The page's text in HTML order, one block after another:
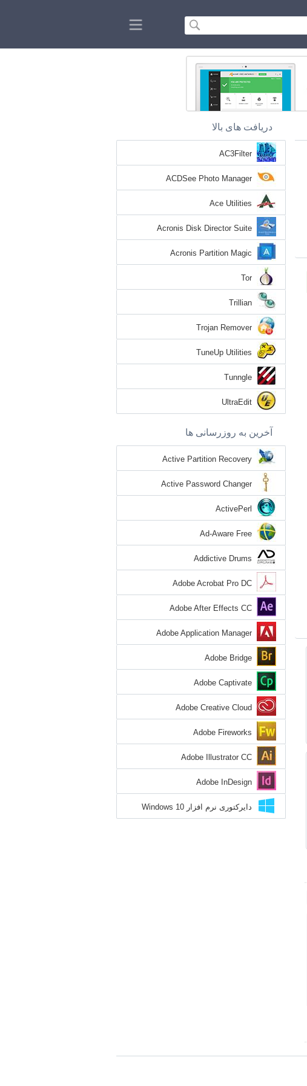
دریافت های بالا
AC3Filter
ACDSee Photo Manager
Ace Utilities
Acronis Disk Director Suite
Acronis Partition Magic
Tor
Trillian
Trojan Remover
TuneUp Utilities
Tunngle
UltraEdit
آخرین به روزرسانی ها
Active Partition Recovery
Active Password Changer
ActivePerl
Ad-Aware Free
Addictive Drums
Adobe Acrobat Pro DC
Adobe After Effects CC
Adobe Application Manager
Adobe Bridge
Adobe Captivate
Adobe Creative Cloud
Adobe Fireworks
Adobe Illustrator CC
Adobe InDesign
دایرکتوری نرم افزار Windows 10